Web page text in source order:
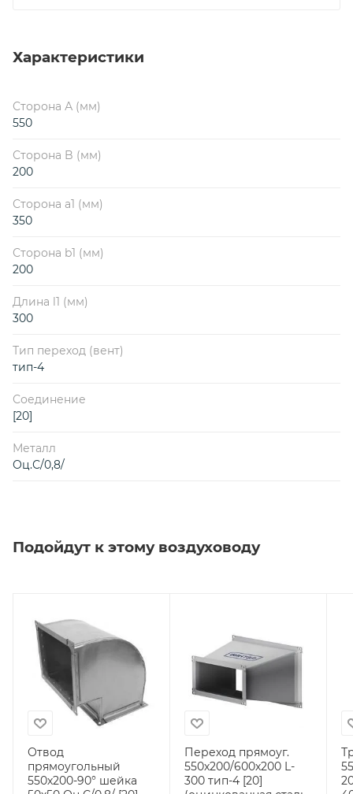
Характеристики
Сторона А (мм)
550
Сторона B (мм)
200
Сторона a1 (мм)
350
Сторона b1 (мм)
200
Длина l1 (мм)
300
Тип переход (вент)
тип-4
Соединение
[20]
Металл
Оц.С/0,8/
Подойдут к этому воздуховоду
Отвод
прямоугольный
550х200-90° шейка
Переход прямоуг.
550х200/600х200 L-
300 тип-4 [20]